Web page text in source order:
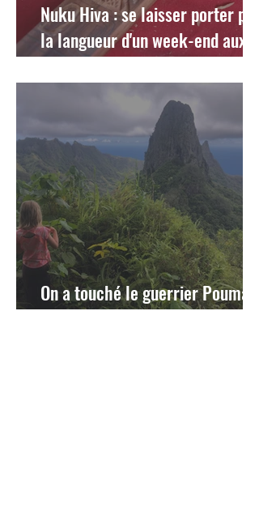
Nuku Hiva : se laisser porter par
la langueur d'un week-end aux
Marquises...
On a touché le guerrier Poumaka
!